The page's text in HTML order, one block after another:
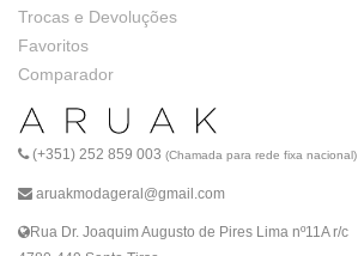
Trocas e Devoluções
Favoritos
Comparador
(+351) 252 859 003 (Chamada para rede fixa nacional)
aruakmodageral@gmail.com
Rua Dr. Joaquim Augusto de Pires Lima nº11A r/c